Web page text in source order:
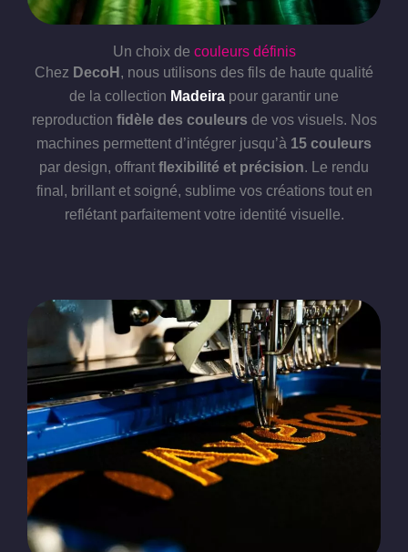
Un choix de couleurs définis
Chez DecoH , nous utilisons des fils de haute qualité
de la collection Madeira pour garantir une
reproduction fidèle des couleurs de vos visuels. Nos
machines permettent d’intégrer jusqu’à 15 couleurs
par design, offrant flexibilité et précision. Le rendu
final, brillant et soigné, sublime vos créations tout en
reflétant parfaitement votre identité visuelle.